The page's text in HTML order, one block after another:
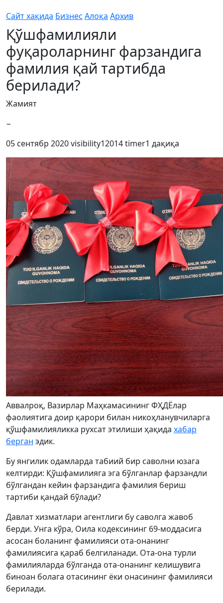
Сайт хақида Бизнес Алоқа Архив
Қўшфамилияли
фуқароларнинг фарзандига
фамилия қай тартибда
берилади?
Жамият
−
05 сентябр 2020visibility12014timer1 дақиқа
Аввалроқ, Вазирлар Маҳкамасининг ФҲДЁлар
фаолиятига доир қарори билан никоҳланувчиларга
қўшфамилияликка рухсат этилиши ҳақида хабар
берган эдик.
Бу янгилик одамларда табиий бир саволни юзага
келтирди: Қўшфамилияга эга бўлганлар фарзандли
бўлгандан кейин фарзандига фамилия бериш
тартиби қандай бўлади?
Давлат хизматлари агентлиги бу саволга жавоб
берди. Унга кўра, Оила кодексининг 69-моддасига
асосан боланинг фамилияси ота-онанинг
фамилиясига қараб белгиланади. Ота-она турли
фамилияларда бўлганда ота-онанинг келишувига
биноан болага отасининг ёки онасининг фамилияси
берилади.